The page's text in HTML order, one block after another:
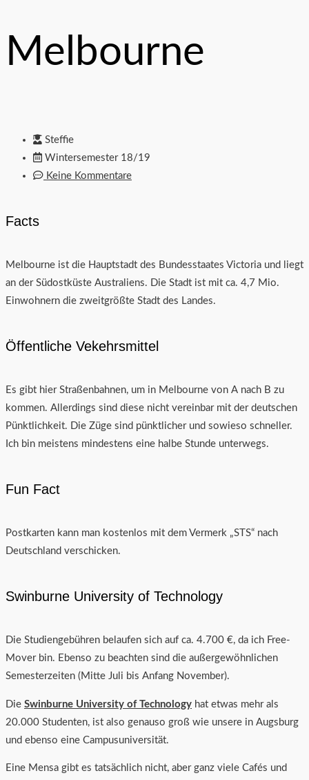
Melbourne
Steffie
Wintersemester 18/19
Keine Kommentare
Facts
Melbourne ist die Hauptstadt des Bundesstaates Victoria und liegt
an der Südostküste Australiens. Die Stadt ist mit ca. 4,7 Mio.
Einwohnern die zweitgrößte Stadt des Landes.
Öffentliche Vekehrsmittel
Es gibt hier Straßenbahnen, um in Melbourne von A nach B zu
kommen. Allerdings sind diese nicht vereinbar mit der deutschen
Pünktlichkeit. Die Züge sind pünktlicher und sowieso schneller.
Ich bin meistens mindestens eine halbe Stunde unterwegs.
Fun Fact
Postkarten kann man kostenlos mit dem Vermerk „STS“ nach
Deutschland verschicken.
Swinburne University of Technology
Die Studiengebühren belaufen sich auf ca. 4.700 €, da ich Free-
Mover bin. Ebenso zu beachten sind die außergewöhnlichen
Semesterzeiten (Mitte Juli bis Anfang November).
Die Swinburne University of Technology hat etwas mehr als
20.000 Studenten, ist also genauso groß wie unsere in Augsburg
und ebenso eine Campusuniversität.
Eine Mensa gibt es tatsächlich nicht, aber ganz viele Cafés und